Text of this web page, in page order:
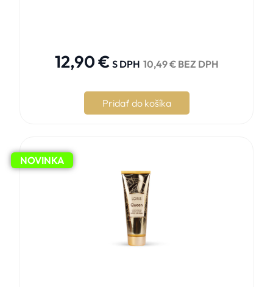
12,90€ S DPH 10,49€BEZ DPH
Pridať do košíka
NOVINKA